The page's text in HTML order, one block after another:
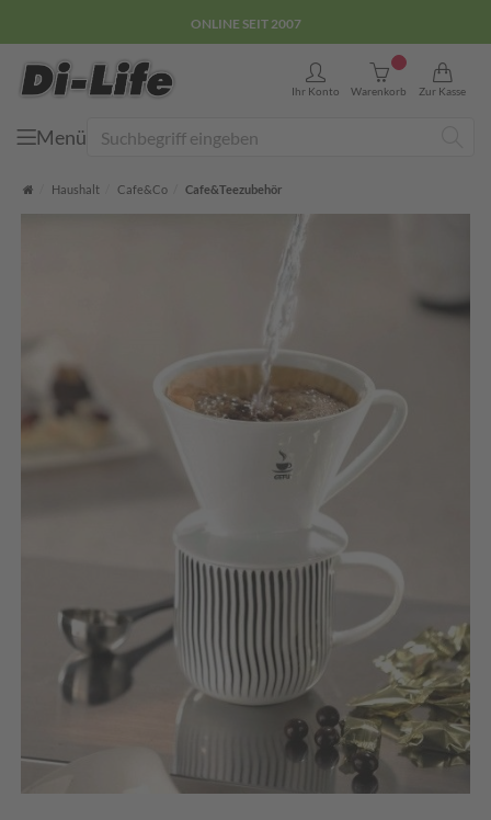
ONLINE SEIT 2007
Ihr Konto Warenkorb
0
Zur Kasse
Menü
Startseite
Haushalt Cafe&Co Cafe&Teezubehör